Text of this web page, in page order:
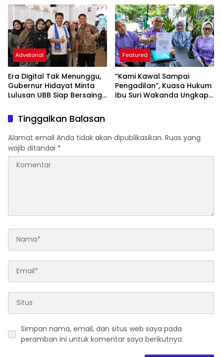
Kejar Royalti Timah
Tenaga Kesehatan
Advetorial
Era Digital Tak Menunggu,
Gubernur Hidayat Minta
Lulusan UBB Siap Bersaing
Featured
“Kami Kawal Sampai
Pengadilan”, Kuasa Hukum
Ibu Suri Wakanda Ungkap
Tinggalkan Balasan
Alamat email Anda tidak akan dipublikasikan. Ruas yang
wajib ditandai *
Simpan nama, email, dan situs web saya pada
peramban ini untuk komentar saya berikutnya.